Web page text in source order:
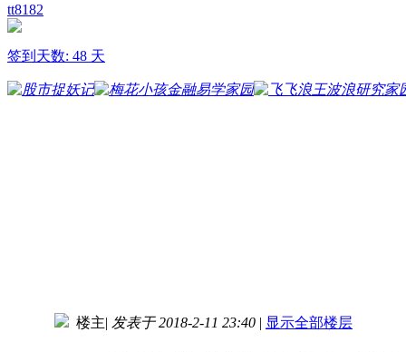
tt8182
签到天数: 48 天
楼主| 发表于 2018-2-11 23:40 | 显示全部楼层